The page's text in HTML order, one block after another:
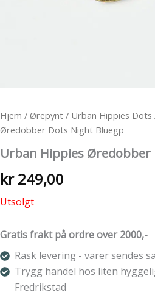
Hjem / Ørepynt / Urban Hippies Dots
Øredobber Dots Night Bluegp
Urban Hippies Øredobber
kr249,00
Utsolgt
Gratis frakt på ordre over 2000,-
Rask levering - varer sendes
Trygg handel hos liten
Fredrikstad